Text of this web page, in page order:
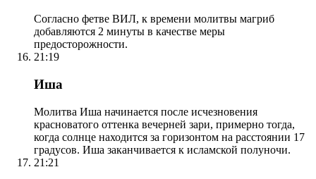
Согласно фетве ВИЛ, к времени молитвы магриб
добавляются 2 минуты в качестве меры
предосторожности.
21:19
Иша
Молитва Иша начинается после исчезновения
красноватого оттенка вечерней зари, примерно тогда,
когда солнце находится за горизонтом на расстоянии 17
градусов. Иша заканчивается к исламской полуночи.
21:21